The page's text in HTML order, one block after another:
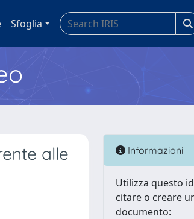
Sfoglia
alle
Informazioni
Utilizza questo
citare o creare
documento: